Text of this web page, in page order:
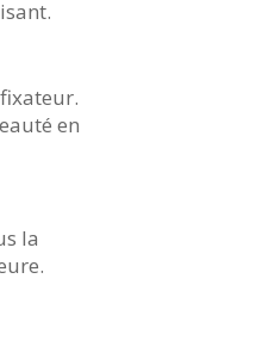
en
la